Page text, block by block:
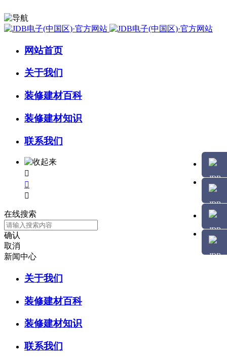
网站首页
关于我们
装修建材百科
装修建材知识
联系我们



在线搜索
确认
取消
新闻中心
关于我们
装修建材百科
装修建材知识
联系我们